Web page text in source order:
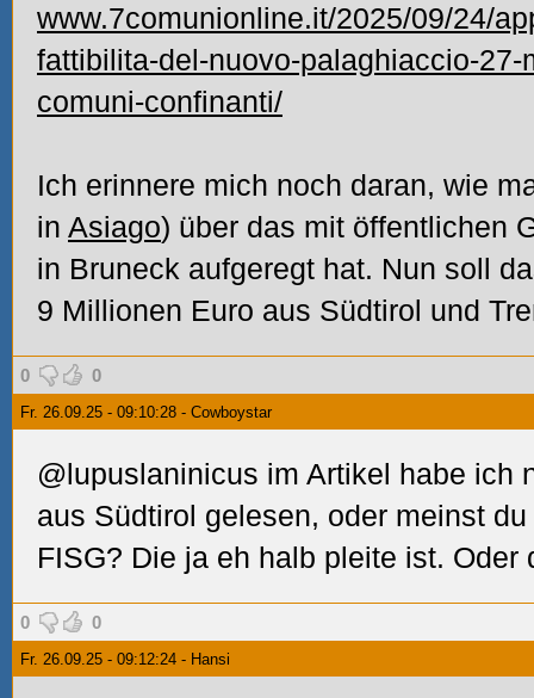
www.7comunionline.it/2025/09/24/
fattibilita-del-nuovo-palaghiaccio-
comuni-confinanti/
Ich erinnere mich noch daran, wie
in Asiago) über das mit öffentlichen
in Bruneck aufgeregt hat. Nun soll
9 Millionen Euro aus Südtirol und
0 0
Fr. 26.09.25 - 09:10:28 - Cowboystar
@lupuslaninicus im Artikel habe ich
aus Südtirol gelesen, oder meinst
FISG? Die ja eh halb pleite ist.
0 0
Fr. 26.09.25 - 09:12:24 - Hansi